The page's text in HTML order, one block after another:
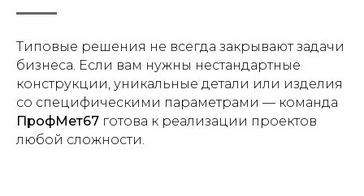
Типовые решения не всегда закрывают задачи
бизнеса. Если вам нужны нестандартные
конструкции, уникальные детали или изделия
со специфическими параметрами — команда
ПрофМет67 готова к реализации проектов
любой сложности.